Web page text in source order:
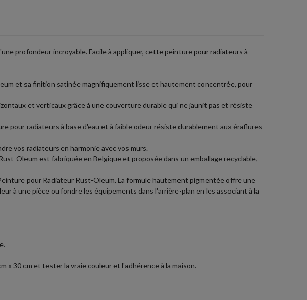
profondeur incroyable. Facile à appliquer, cette peinture pour radiateurs à
et sa finition satinée magnifiquement lisse et hautement concentrée, pour
et verticaux grâce à une couverture durable qui ne jaunit pas et résiste
pour radiateurs à base d'eau et à faible odeur résiste durablement aux éraflures
vos radiateurs en harmonie avec vos murs.
Oleum est fabriquée en Belgique et proposée dans un emballage recyclable,
pour Radiateur Rust-Oleum. La formule hautement pigmentée offre une
à une pièce ou fondre les équipements dans l'arrière-plan en les associant à la
x 30 cm et tester la vraie couleur et l'adhérence à la maison.